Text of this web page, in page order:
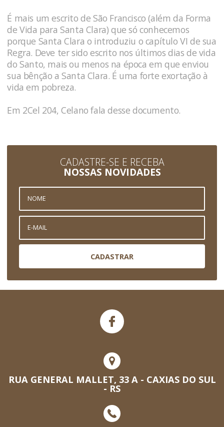
É mais um escrito de São Francisco (além da Forma
de Vida para Santa Clara) que só conhecemos
porque Santa Clara o introduziu o capítulo VI de sua
Regra. Deve ter sido escrito nos últimos dias de vida
do Santo, mais ou menos na época em que enviou
sua bênção a Santa Clara. É uma forte exortação à
vida em pobreza.
Em 2Cel 204, Celano fala desse documento.
CADASTRE-SE E RECEBA
NOSSAS NOVIDADES
CADASTRAR
RUA GENERAL MALLET, 33 A - CAXIAS DO SUL
- RS